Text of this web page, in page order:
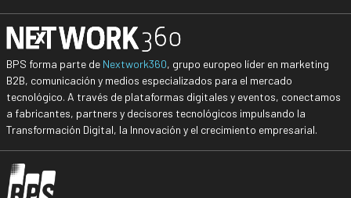
BPS forma parte de Nextwork360, grupo europeo líder en marketing
B2B, comunicación y medios especializados para el mercado
tecnológico. A través de plataformas digitales y eventos, conectamos
a fabricantes, partners y decisores tecnológicos impulsando la
Transformación Digital, la Innovación y el crecimiento empresarial.